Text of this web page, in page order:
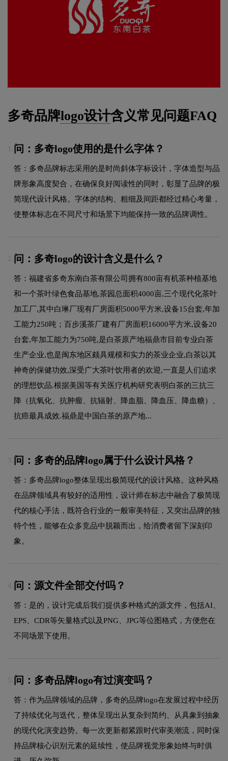
多奇品牌logo设计含义常见问题FAQ
问：多奇logo使用的是什么字体？
答：多奇品牌标志采用的是时尚斜体字标设计，字体造型与品
牌形象高度契合，在确保良好阅读性的同时，彰显了品牌的极
简现代设计风格。字体的结构、粗细及间距都经过精心考量，
使整体标志在不同尺寸和场景下均能保持一致的品牌调性。
2. 问：多奇logo的设计含义是什么？
答：福建省多奇东南白茶有限公司拥有800亩有机茶种植基地
和一个茶叶绿色食品基地,茶园总面积4000亩,三个现代化茶叶
加工厂,其中白琳厂现有厂房面积5000平方米,设备15台套,年加
工能力250吨；百步溪茶厂建有厂房面积16000平方米,设备20
台套,年加工能力为750吨,是白茶原产地福鼎市目前专业白茶
生产企业,也是闽东地区颇具规模和实力的茶业企业,白茶以其
神奇的保健功效,深受广大茶叶饮用者的欢迎,一直是人们追求
的理想饮品.根据美国等有关医疗机构研究表明白茶的三抗三
降（抗氧化、抗肿瘤、抗辐射、降血脂、降血压、降血糖）、
抗癌最具成效.福鼎是中国白茶的原产地...
3. 问：多奇的品牌logo属于什么设计风格？
答：多奇品牌logo整体呈现出极简现代的设计风格。这种风格
在品牌领域具有较好的适用性，设计师在标志中融合了极简现
代的核心手法，既符合行业的一般审美特征，又突出品牌的独
特个性，能够在众多竞品中脱颖而出，给消费者留下深刻印
象。
4. 问：源文件全部交付吗？
答：是的，设计完成后我们提供多种格式的源文件，包括AI、
EPS、CDR等矢量格式以及PNG、JPG等位图格式，方便您在
不同场景下使用。
5. 问：多奇品牌logo有过演变吗？
答：作为品牌领域的品牌，多奇的品牌logo在发展过程中经历
了持续优化与迭代，整体呈现出从复杂到简约、从具象到抽象
的现代化演变趋势。每一次更新都紧跟时代审美潮流，同时保
持品牌核心识别元素的延续性，使品牌视觉形象始终与时俱